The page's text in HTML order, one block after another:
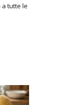
a tutte le